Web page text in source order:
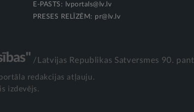
E-PASTS:
lvportals@lv.lv
PRESES RELĪZĒM: pr@lv.lv
/Latvijas Republikas Satversmes 90.
redakcijas atļauju.
izdevējs.